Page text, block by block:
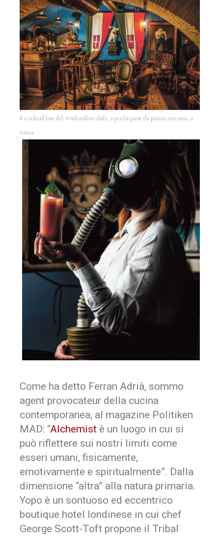
il cocktail bar del wisdomless club, a pochi passi da piazza navona, a
roma.
Come ha detto Ferran Adrià, sommo
agent provocateur della cucina
contemporanea, al magazine Politiken
MAD: “Alchemist è un luogo in cui si
può riflettere sui nostri limiti come
esseri umani, fisicamente,
emotivamente e spiritualmente”. Dalla
dimensione “altra” alla natura primaria.
Yopo è un sontuoso ed eccentrico
boutique hotel londinese in cui chef
George Scott-Toft propone il Tribal